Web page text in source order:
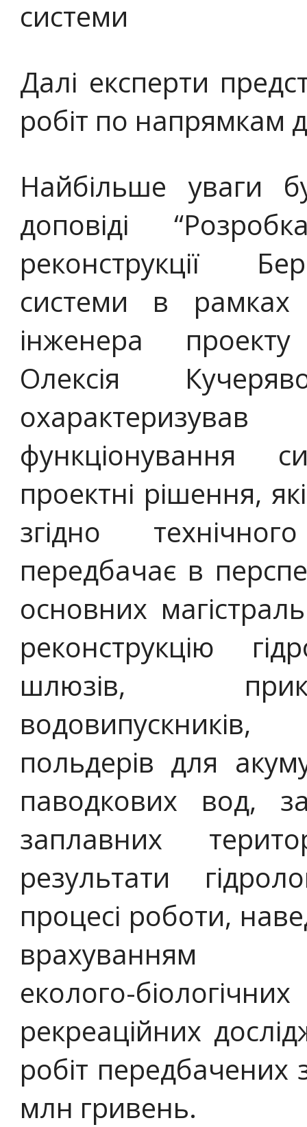
системи
Далі експерти
робіт по напрямкам
Найбільше уваги
доповіді
реконструкції
системи в рамках
інженера
Олексія
функціонування
проектні рішення,
згідно
передбачає в
основних
реконструкцію
шлюзів,
польдерів для
паводкових вод,
заплавних
результати
процесі роботи,
врахуванням
еколого-
рекреаційних
робіт передбачених
млн гривень.